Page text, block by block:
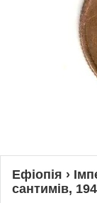
Ефіопія ›
сантимів,